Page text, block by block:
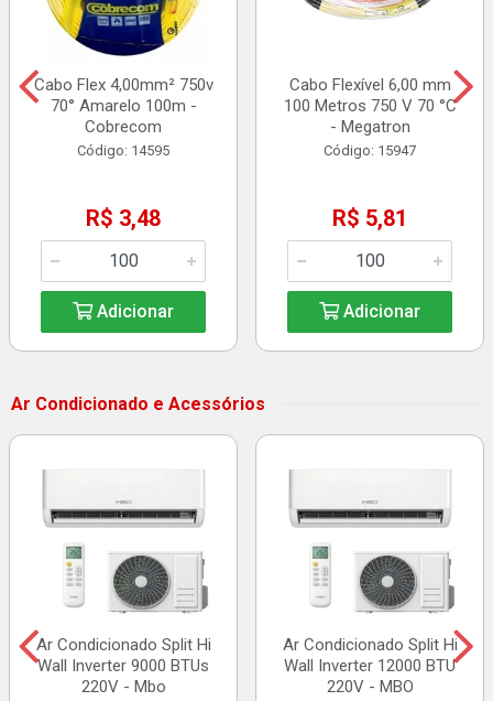
Cabo Flex 4,00mm² 750v
70° Amarelo 100m -
Cobrecom
Código: 14595
R$ 3,48
Adicionar
Cabo Flexível 6,00 mm
100 Metros 750 V 70 °C
- Megatron
Código: 15947
R$ 5,81
Adicionar
Ar Condicionado e Acessórios
Ar Condicionado Split Hi
Wall Inverter 9000 BTUs
220V - Mbo
Ar Condicionado Split Hi
Wall Inverter 12000 BTU
220V - MBO